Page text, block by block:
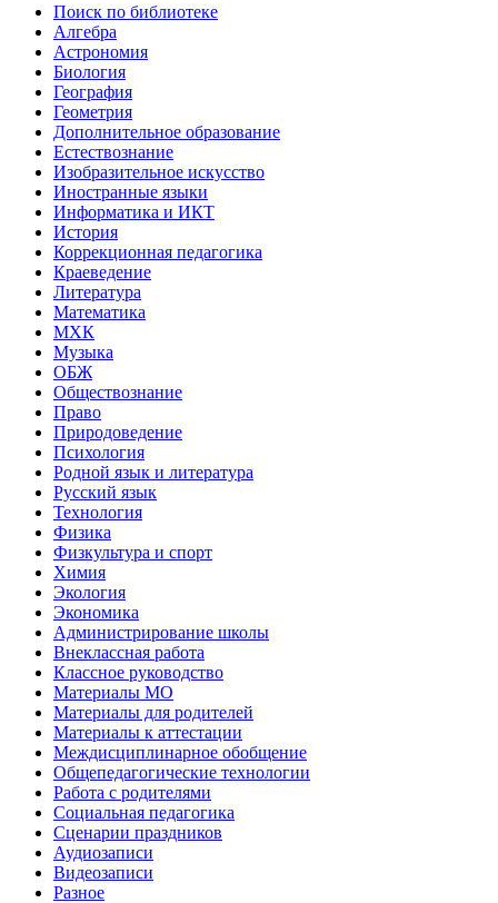
Поиск по библиотеке
Алгебра
Астрономия
Биология
География
Геометрия
Дополнительное образование
Естествознание
Изобразительное искусство
Иностранные языки
Информатика и ИКТ
История
Коррекционная педагогика
Краеведение
Литература
Математика
МХК
Музыка
ОБЖ
Обществознание
Право
Природоведение
Психология
Родной язык и литература
Русский язык
Технология
Физика
Физкультура и спорт
Химия
Экология
Экономика
Администрирование школы
Внеклассная работа
Классное руководство
Материалы МО
Материалы для родителей
Материалы к аттестации
Междисциплинарное обобщение
Общепедагогические технологии
Работа с родителями
Социальная педагогика
Сценарии праздников
Аудиозаписи
Видеозаписи
Разное